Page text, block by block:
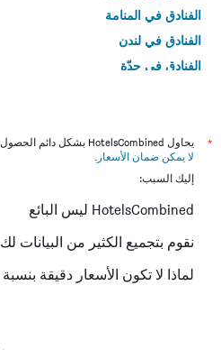
الفنادق في المنامة
الفنادق في لندن
الفنادق في جدّة
*
يحاول HotelsCombined بشكل دائم الحصول على الأسعار الدقيقة، ولكن
لا يمكن ضمان الأسعار .
إليك السبب:
HotelsCombined ليس البائع
نقوم بتجميع الكثير من البيانات لك
لماذا لا تكون الأسعار دقيقة بنسبة 100٪؟